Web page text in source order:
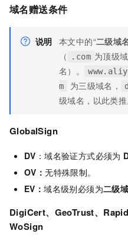
域名赠送条件
说明 本文中的“二级域
（
.com 为顶级域
名）。
m
为三级域名，
级域名，以此类推
GlobalSign
DV ：域名验证方式必须为
OV：无特殊限制。
EV：域名级别必须为二级
DigiCert、GeoTrust、
WoSign